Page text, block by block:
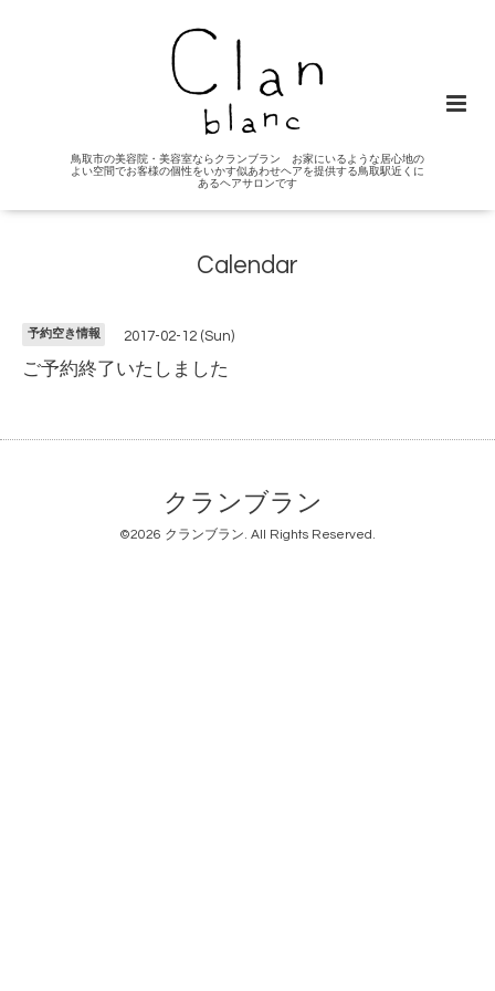
鳥取市の美容院・美容室ならクランブラン お家にいるような居心地の
よい空間でお客様の個性をいかす似あわせヘアを提供する鳥取駅近くに
あるヘアサロンです
Calendar
予約空き情報 2017-02-12 (Sun)
ご予約終了いたしました
クランブラン
©2026 クランブラン. All Rights Reserved.